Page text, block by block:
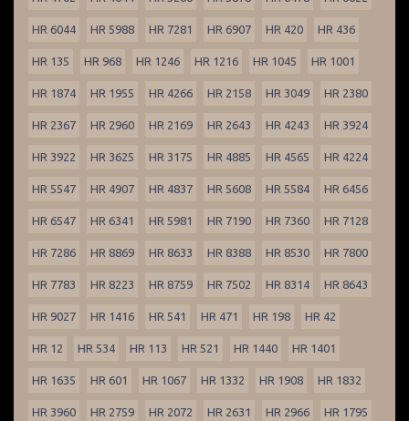
HR 6044 HR 5988 HR 7281 HR 6907 HR 420 HR 436
HR 135 HR 968 HR 1246 HR 1216 HR 1045 HR 1001
HR 1874 HR 1955 HR 4266 HR 2158 HR 3049 HR 2380
HR 2367 HR 2960 HR 2169 HR 2643 HR 4243 HR 3924
HR 3922 HR 3625 HR 3175 HR 4885 HR 4565 HR 4224
HR 5547 HR 4907 HR 4837 HR 5608 HR 5584 HR 6456
HR 6547 HR 6341 HR 5981 HR 7190 HR 7360 HR 7128
HR 7286 HR 8869 HR 8633 HR 8388 HR 8530 HR 7800
HR 7783 HR 8223 HR 8759 HR 7502 HR 8314 HR 8643
HR 9027 HR 1416 HR 541 HR 471 HR 198 HR 42
HR 12 HR 534 HR 113 HR 521 HR 1440 HR 1401
HR 1635 HR 601 HR 1067 HR 1332 HR 1908 HR 1832
HR 3960 HR 2759 HR 2072 HR 2631 HR 2966 HR 1795